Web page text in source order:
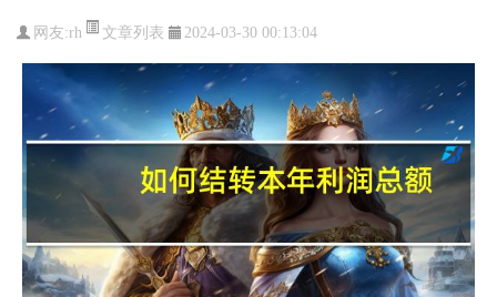
网友:rh 文章列表 2024-03-30 00:13:04